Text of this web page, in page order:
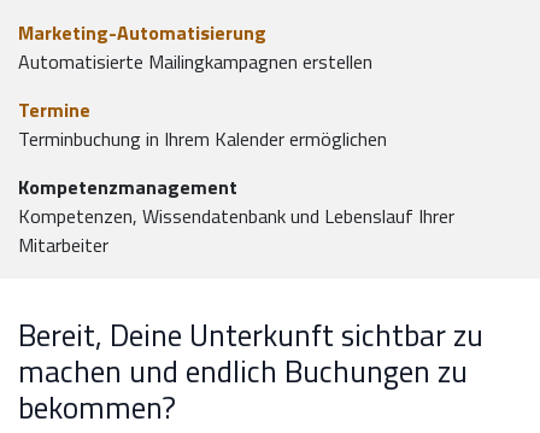
Marketing-Automatisierung
Automatisierte Mailingkampagnen erstellen
Termine
Terminbuchung in Ihrem Kalender ermöglichen
Kompetenzmanagement
Kompetenzen, Wissendatenbank und Lebenslauf Ihrer
Mitarbeiter
Bereit, Deine Unterkunft sichtbar zu
machen und endlich Buchungen zu
bekommen?